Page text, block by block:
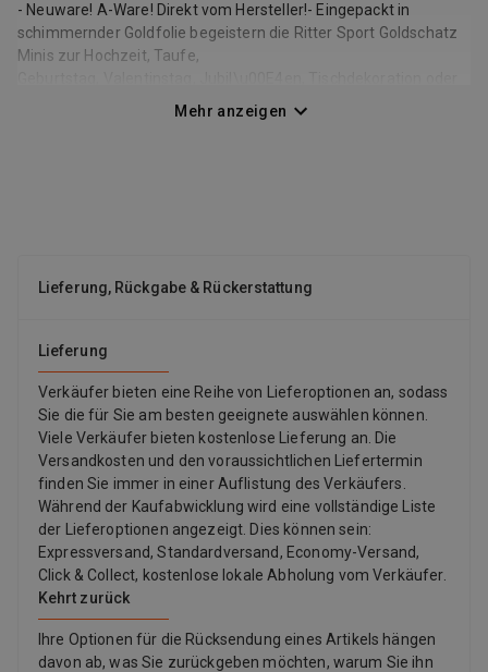
- Neuware! A-Ware! Direkt vom Hersteller!- Eingepackt in
schimmernder Goldfolie begeistern die Ritter Sport Goldschatz
Minis zur Hochzeit, Taufe,
als Firmen-, Werbe- oder Gastgeschenk. -
\u200EVollmilchschokolade Kakao: 40 % mindestens.-
Spuren von Erdn\u00FCssen, Schalenfr\u00FCchten, Gluten und
Ei enthalten.
Durchschnittliche N\u00E4hrwerte je 100 g:
Mehr anzeigen
Lieferung, Rückgabe & Rückerstattung
Lieferung
Verkäufer bieten eine Reihe von Lieferoptionen an, sodass
Sie die für Sie am besten geeignete auswählen können.
Viele Verkäufer bieten kostenlose Lieferung an. Die
Versandkosten und den voraussichtlichen Liefertermin
finden Sie immer in einer Auflistung des Verkäufers.
Während der Kaufabwicklung wird eine vollständige Liste
der Lieferoptionen angezeigt. Dies können sein:
Expressversand, Standardversand, Economy-Versand,
Click & Collect, kostenlose lokale Abholung vom Verkäufer.
Kehrt zurück
Ihre Optionen für die Rücksendung eines Artikels hängen
davon ab, was Sie zurückgeben möchten, warum Sie ihn